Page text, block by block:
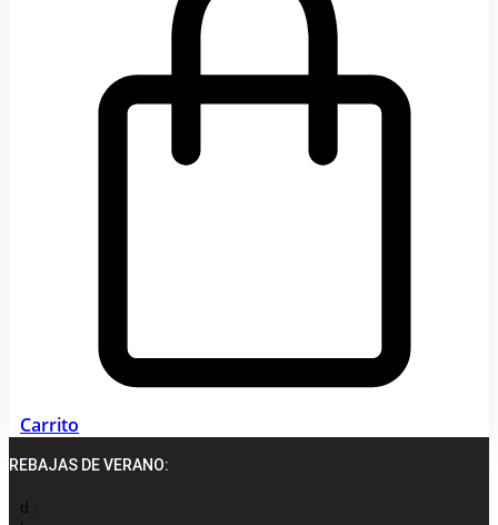
Carrito
REBAJAS DE VERANO:
d :